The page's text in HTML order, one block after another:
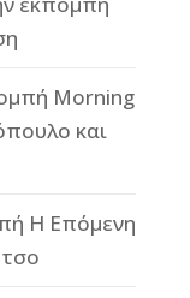
Morning
και
Η Επόμενη